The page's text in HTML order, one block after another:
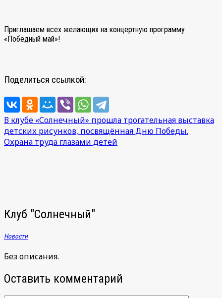
Приглашаем всех желающих на концертную программу
«Победный май»!
Поделиться ссылкой:
Навигация
по
записям
В клубе «Солнечный» прошла трогательная выставка
детских рисунков, посвящённая Дню Победы.
Охрана труда глазами детей
Клуб "Солнечный"
Новости
Без описания.
Оставить комментарий